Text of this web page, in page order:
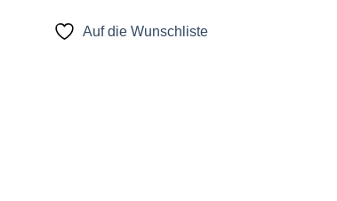
Auf die Wunschliste